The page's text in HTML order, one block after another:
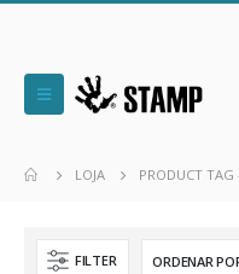
LOJA PRODUCT TAG
FILTER